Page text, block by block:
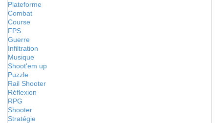
Plateforme
Combat
Course
FPS
Guerre
Infiltration
Musique
Shoot'em up
Puzzle
Rail Shooter
Réflexion
RPG
Shooter
Stratégie